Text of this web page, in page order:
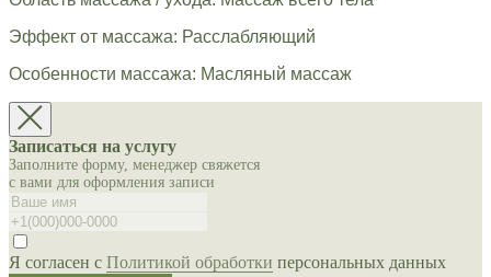
Эффект от массажа: Расслабляющий
Особенности массажа: Масляный массаж
Записаться на услугу
Заполните форму, менеджер свяжется
с вами для оформления записи
Я согласен с Политикой обработки персональных данных